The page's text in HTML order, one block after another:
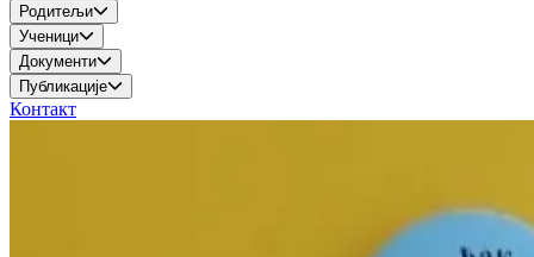
Родитељи
Ученици
Документи
Публикације
Контакт